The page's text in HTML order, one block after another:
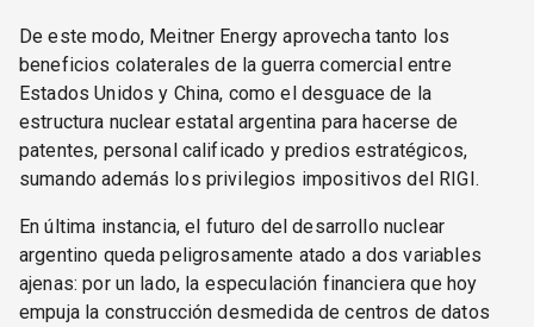
De este modo, Meitner Energy aprovecha tanto los
beneficios colaterales de la guerra comercial entre
Estados Unidos y China, como el desguace de la
estructura nuclear estatal argentina para hacerse de
patentes, personal calificado y predios estratégicos,
sumando además los privilegios impositivos del RIGI.
En última instancia, el futuro del desarrollo nuclear
argentino queda peligrosamente atado a dos variables
ajenas: por un lado, la especulación financiera que hoy
empuja la construcción desmedida de centros de datos